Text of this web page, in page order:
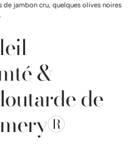
de jambon cru, quelques olives noires
&
de